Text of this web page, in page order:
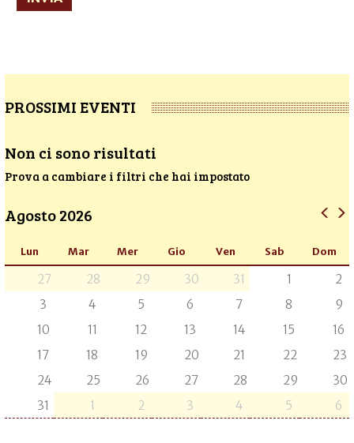
PROSSIMI EVENTI
Non ci sono risultati
Prova a cambiare i filtri che hai impostato
Agosto 2026
Lun Mar Mer Gio Ven Sab Dom
27 28 29 30 31 1
2
3
4 5 6 7 8
9
10
11 12 13 14 15
16
17
18 19 20 21 22
23
24
25 26 27 28 29
30
31
1 2 3 4 5 6